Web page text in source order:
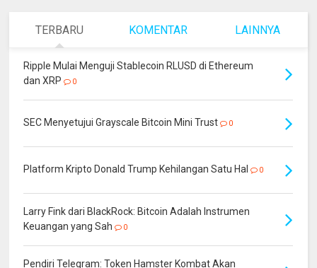
TERBARU KOMENTAR LAINNYA
Ripple Mulai Menguji Stablecoin RLUSD di Ethereum
dan XRP
0
SEC Menyetujui Grayscale Bitcoin Mini Trust 0
Platform Kripto Donald Trump Kehilangan Satu Hal 0
Larry Fink dari BlackRock: Bitcoin Adalah Instrumen
Keuangan yang Sah
0
Pendiri Telegram: Token Hamster Kombat Akan